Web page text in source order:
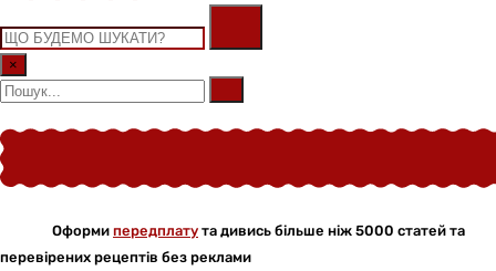
×
Оформи передплату та дивись більше ніж 5000 статей та
перевірених рецептів без реклами